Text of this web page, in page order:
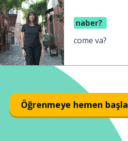
naber?
come va?
Öğrenmeye hemen başla